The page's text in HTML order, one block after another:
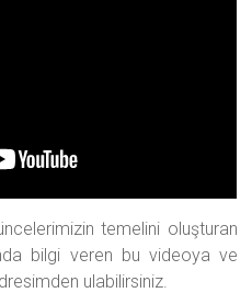
temelini oluşturan
bilgi veren bu videoya ve
ulabilirsiniz.